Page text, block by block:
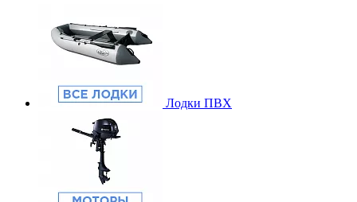
Лодки ПВХ